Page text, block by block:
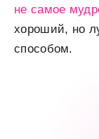
не самое
хороший, но
способом.